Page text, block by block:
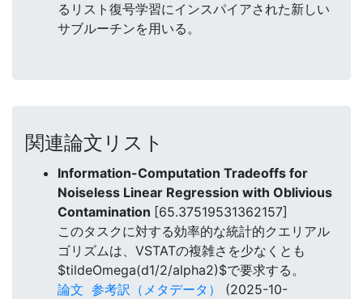
るリスト復号学習にインスパイアされた新しい
サブルーチンを用いる。
関連論文リスト
Information-Computation Tradeoffs for
Noiseless Linear Regression with Oblivious
Contamination [65.37519531362157]
このタスクに対する効率的な統計的クエリアル
ゴリズムは、VSTATの複雑さを少なくとも
$tildeOmega(d1/2/alpha2)$で要求する。
論文 参考訳（メタデータ）
(2025-10-